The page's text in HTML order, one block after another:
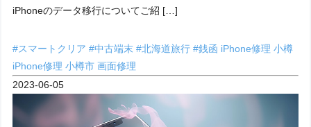
iPhoneのデータ移行についてご紹 […]
#スマートクリア#中古端末#北海道旅行#銭函 iPhone修理 小樽
iPhone修理 小樽市画面修理
2023-06-05